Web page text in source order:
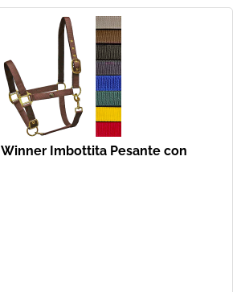
Imbottita Pesante con